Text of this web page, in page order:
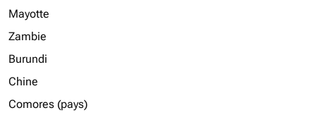
Mayotte
Zambie
Burundi
Chine
Comores (pays)